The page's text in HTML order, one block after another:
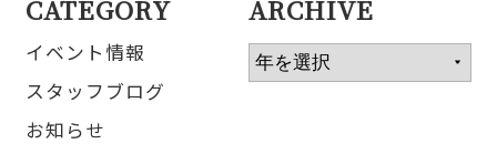
CATEGORY
イベント情報
スタッフブログ
お知らせ
ARCHIVE